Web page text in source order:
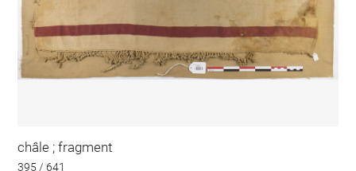
châle ; fragment
395 / 641